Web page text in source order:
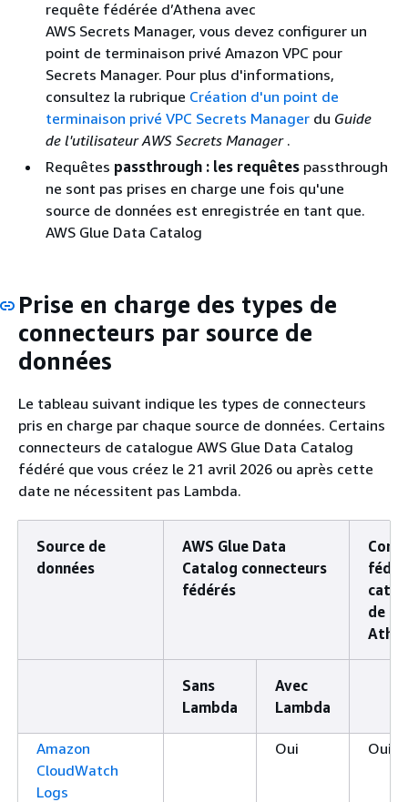
requête fédérée d’Athena avec
AWS Secrets Manager, vous devez configurer un
point de terminaison privé Amazon VPC pour
Secrets Manager. Pour plus d'informations,
consultez la rubrique Création d'un point de
terminaison privé VPC Secrets Manager du Guide
de l'utilisateur AWS Secrets Manager .
Requêtes passthrough : les requêtes passthrough
ne sont pas prises en charge une fois qu'une
source de données est enregistrée en tant que.
AWS Glue Data Catalog
Prise en charge des types de
connecteurs par source de
données
Le tableau suivant indique les types de connecteurs
pris en charge par chaque source de données. Certains
connecteurs de catalogue AWS Glue Data Catalog
fédéré que vous créez le 21 avril 2026 ou après cette
date ne nécessitent pas Lambda.
Source de
données
AWS Glue Data
Catalog connecteurs
fédérés
de
Sans
Lambda
Avec
Lambda
Amazon
CloudWatch
Logs
Oui Oui